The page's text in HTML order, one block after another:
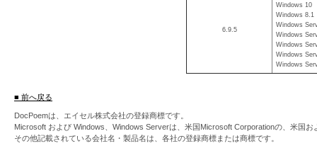
6.9.5
Windows 10
Windows 8.1
Windows
Windows
Windows
Windows
Windows
■ 前へ戻る
DocPoemは、エイセル株式会社の登録商標です。
Microsoft および Windows、Windows Serverは、米国Microsoft Corporationの、米国
その他記載されている会社名・製品名は、各社の登録商標または商標です。